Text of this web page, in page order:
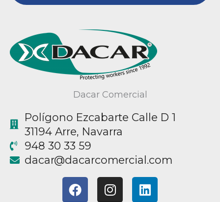
Dacar Comercial
Polígono Ezcabarte Calle D 1
31194 Arre, Navarra
948 30 33 59
moc.laicremocracad
@racad
F
a
I
n
L
i